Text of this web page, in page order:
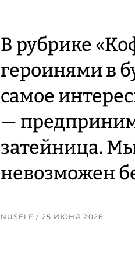
В рубрике
героинями в
самое
—
затейница.
невозможен
NUSELF/ 25 ИЮНЯ 2026